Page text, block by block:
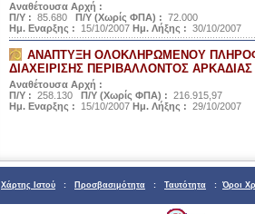
Αναθέτουσα Αρχή :
Π/Υ : 85.680 Π/Υ (Χωρίς ΦΠΑ) : 72.000
Ημ. Εναρξης :
15/10/2007 Ημ. Λήξης : 30/10/2007
ΑΝΑΠΤΥΞΗ ΟΛΟΚΛΗΡΩΜΕΝΟΥ
ΔΙΑΧΕΙΡΙΣΗΣ ΠΕΡΙΒΑΛΛΟΝΤΟΣ ΑΡΚΑΔΙΑΣ
Αναθέτουσα Αρχή :
Π/Υ : 258.130 Π/Υ (Χωρίς ΦΠΑ) : 216.915,97
Ημ. Εναρξης :
15/10/2007 Ημ. Λήξης : 29/10/2007
Χάρτης Ιστού : Προσβασιμότητα : Ταυτότητα : Όροι